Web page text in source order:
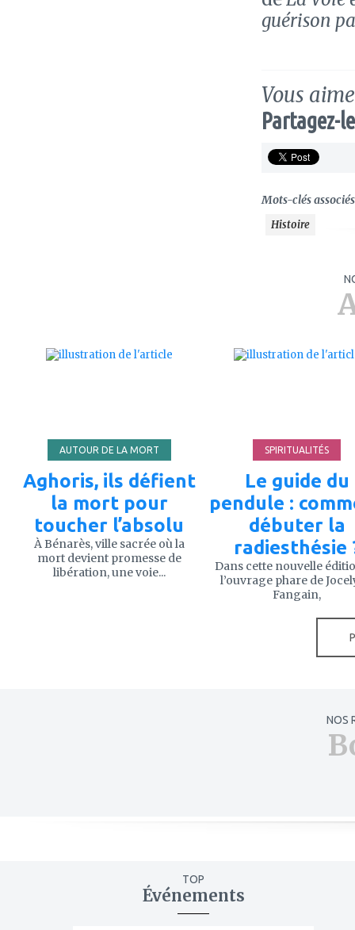
guérison
Vous
Partagez-
Mots-clés
Histoire
AUTOUR DE LA MORT
Aghoris, ils défient
la mort pour
toucher l’absolu
À Bénarès, ville sacrée où la
mort devient promesse de
libération, une voie...
SPIRITUALITÉS
Le guide du
pendule :
débuter la
radiesthésie
Dans cette nouvelle
l’ouvrage phare de
Fangain,
NOS
TOP
Événements